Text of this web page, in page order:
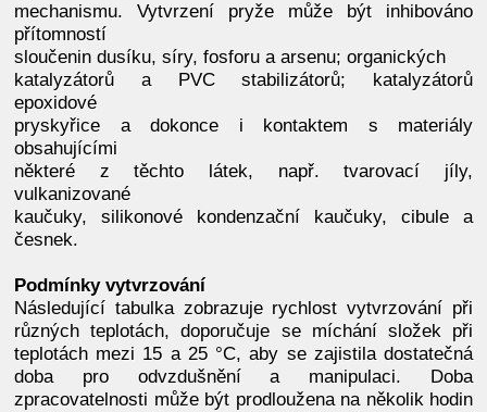
mechanismu. Vytvrzení pryže může být inhibováno
přítomností
sloučenin dusíku, síry, fosforu a arsenu; organických
katalyzátorů a PVC stabilizátorů; katalyzátorů
epoxidové
pryskyřice a dokonce i kontaktem s materiály
obsahujícími
některé z těchto látek, např. tvarovací jíly,
vulkanizované
kaučuky, silikonové kondenzační kaučuky, cibule a
česnek.
Podmínky vytvrzování
Následující tabulka zobrazuje rychlost vytvrzování při
různých teplotách, doporučuje se míchání složek při
teplotách mezi 15 a 25 °C, aby se zajistila dostatečná
doba pro odvzdušnění a manipulaci. Doba
zpracovatelnosti může být prodloužena na několik hodin